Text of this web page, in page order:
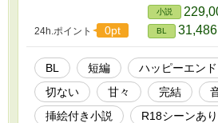
悠斗（26歳）。 4年前
を重ねていた二人。 し
で関係は終わり、瑛司
た。 偶然の再会は、感
再びかき乱す。 触れた
近づくたび、また離れ
指先は、あの温もりを
の楽曲とリンクしてい
24h.ポイント 0pt
小説
BL 31,486
BL 短編 ハッピーエンド
切ない
甘々 完結
挿絵付き小説
R18シーンあり